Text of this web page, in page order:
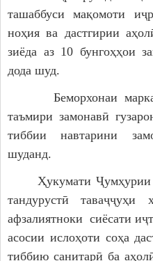
ташаббуси мақомоти
ноҳия ва дастгирии
зиёда аз 10 бунгоҳҳои
дода шуд.
Беморхонаи
таъмири замонавӣ
тиббии навтарини
шуданд.
Ҳукумати Ҷумҳурии
тандурустӣ
афзалиятноки сиёсати
асосии ислоҳоти соҳа
тиббию санитарӣ ба